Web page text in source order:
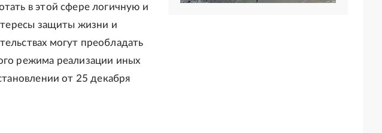
в этой сфере логичную и
защиты жизни и
могут преобладать
режима реализации иных
от 25 декабря